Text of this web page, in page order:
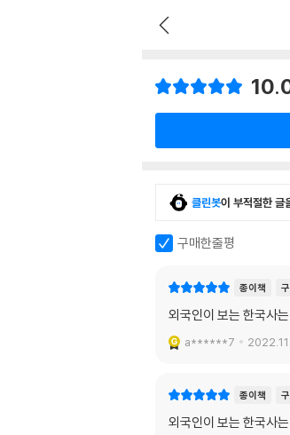
클린봇이 부적절한 글
구매한줄평
종이책
외국인이 보는 한국사
a******7
종이책
외국인이 보는 한국사